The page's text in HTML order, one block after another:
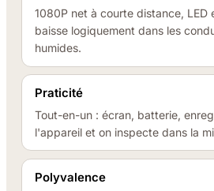
1080P net à courte distance, LED
baisse logiquement dans les
humides.
Praticité
Tout-en-un : écran, batterie,
l'appareil et on inspecte dans la
Polyvalence